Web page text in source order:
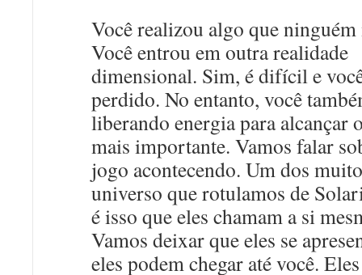
Você realizou algo que ninguém
Você entrou em outra realidade
dimensional. Sim, é difícil e
perdido. No entanto, você
liberando energia para alcançar
mais importante. Vamos falar
jogo acontecendo. Um dos
universo que rotulamos de
é isso que eles chamam a si
Vamos deixar que eles se
eles podem chegar até você.